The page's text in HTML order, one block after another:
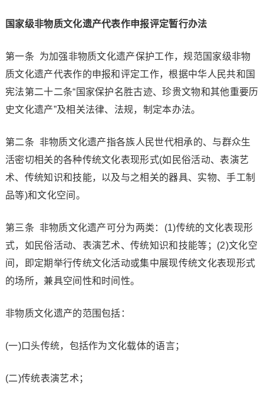
国家级非物质文化遗产代表作申报评定暂行办法
第一条 为加强非物质文化遗产保护工作，规范国家级非物
质文化遗产代表作的申报和评定工作，根据中华人民共和国
宪法第二十二条“国家保护名胜古迹、珍贵文物和其他重要历
史文化遗产”及相关法律、法规，制定本办法。
第二条 非物质文化遗产指各族人民世代相承的、与群众生
活密切相关的各种传统文化表现形式(如民俗活动、表演艺
术、传统知识和技能，以及与之相关的器具、实物、手工制
品等)和文化空间。
第三条 非物质文化遗产可分为两类：(1)传统的文化表现形
式，如民俗活动、表演艺术、传统知识和技能等；(2)文化空
间，即定期举行传统文化活动或集中展现传统文化表现形式
的场所，兼具空间性和时间性。
非物质文化遗产的范围包括：
(一)口头传统，包括作为文化载体的语言；
(二)传统表演艺术；